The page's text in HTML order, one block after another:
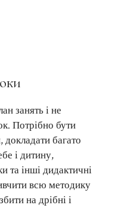
занять і не
Потрібно бути
багато
і дитину,
та інші дидактичні
всю методику
на дрібні і